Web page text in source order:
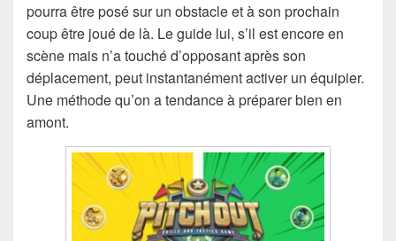
pourra être posé sur un obstacle et à son prochain
coup être joué de là. Le guide lui, s’il est encore en
scène mais n’a touché d’opposant après son
déplacement, peut instantanément activer un équipier.
Une méthode qu’on a tendance à préparer bien en
amont.